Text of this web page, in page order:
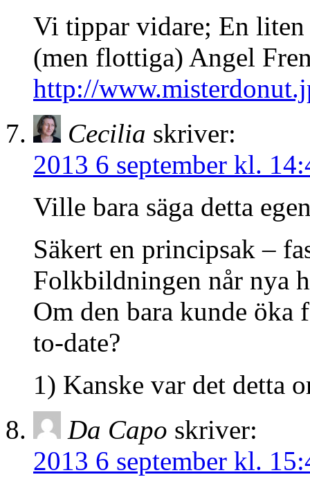
Vi tippar vidare; En
(men flottiga) Angel
http://
Cecilia skriver:
2013 6 september kl.
Ville bara säga detta
Säkert en principsak –
Folkbildningen når nya
Om den bara kunde öka
to-date?
1) Kanske var det detta
Da Capo skriver:
2013 6 september kl.